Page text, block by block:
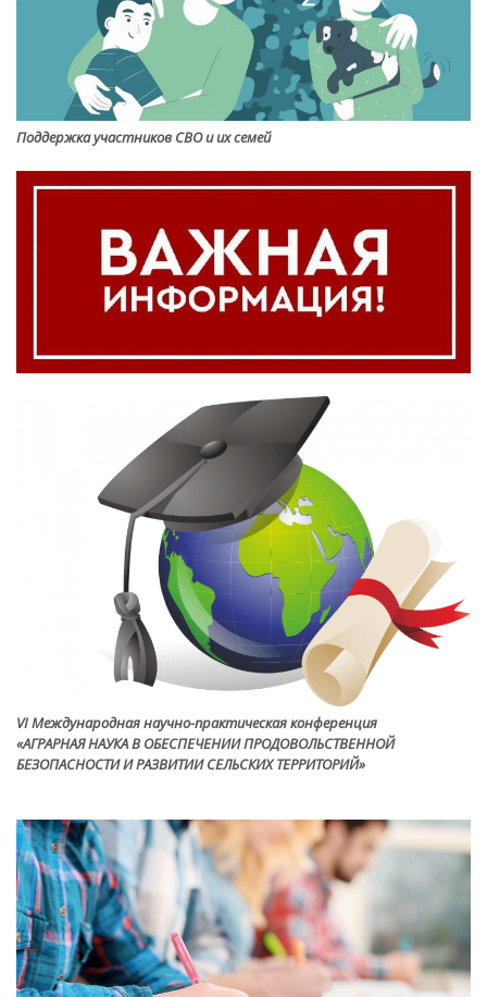
Поддержка участников СВО и их семей
VI Международная научно-практическая конференция
«АГРАРНАЯ НАУКА В ОБЕСПЕЧЕНИИ ПРОДОВОЛЬСТВЕННОЙ
БЕЗОПАСНОСТИ И РАЗВИТИИ СЕЛЬСКИХ ТЕРРИТОРИЙ»